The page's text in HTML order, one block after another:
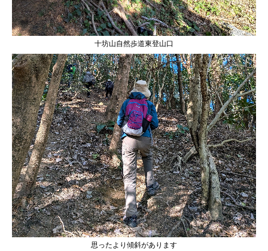
十坊山自然歩道東登山口
思ったより傾斜があります